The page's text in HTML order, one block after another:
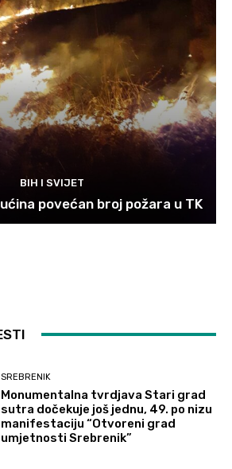
BIH I SVIJET
povećan broj požara u TK
SREBRENIK
Monumentalna tvrdjava Stari grad
sutra dočekuje još jednu, 49. po nizu
manifestaciju “Otvoreni grad
umjetnosti Srebrenik”